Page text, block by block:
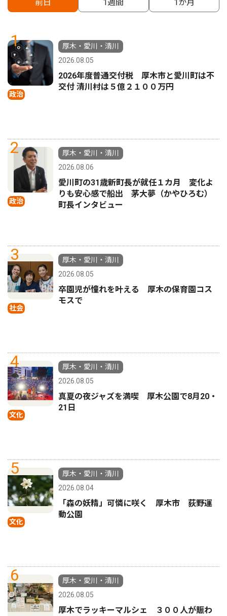
前日 1週間 1か月
1
政治
厚木・愛川・清川
2026.08.05
2026年度普通交付税 厚木市と愛川町は不
交付 清川村は５億２１００万円
2
政治
厚木・愛川・清川
2026.08.06
愛川町の31歳新町長が就任１カ月 変化よ
りも安心感で船出 茅大夢（かやひろむ）
町長インタビュー
3
社会
厚木・愛川・清川
2026.08.05
卒園児が憧れを叶える 厚木の保育園コス
モスで
4
文化
厚木・愛川・清川
2026.08.05
真夏の夜ジャズを満喫 厚木公園で8月20・
21日
5
文化
厚木・愛川・清川
2026.08.04
「森の妖精」可憐に咲く 厚木市 荻野運
動公園
6
厚木・愛川・清川
2026.08.05
厚木でラッキーマルシェ ３００人が賑わ